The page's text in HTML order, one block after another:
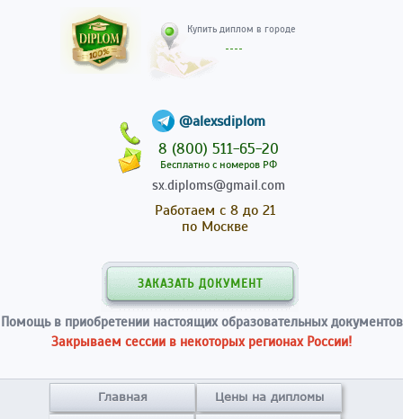
@alexsdiplom
8 (800) 511-65-20
Бесплатно с номеров РФ
sx.diploms@gmail.com
Работаем с 8 до 21
по Москве
ЗАКАЗАТЬ ДОКУМЕНТ
Помощь в приобретении настоящих образовательных документов
Закрываем сессии в некоторых регионах России!
Главная Цены на дипломы